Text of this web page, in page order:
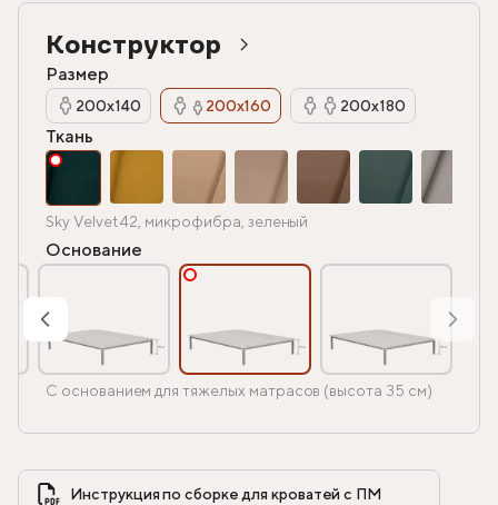
Конструктор
Размер
200х140 200х160 200х180
Ткань
Sky Velvet 42, микрофибра, зеленый
Основание
С основанием для тяжелых матрасов (высота 35 см)
Инструкция по сборке для кроватей с ПМ